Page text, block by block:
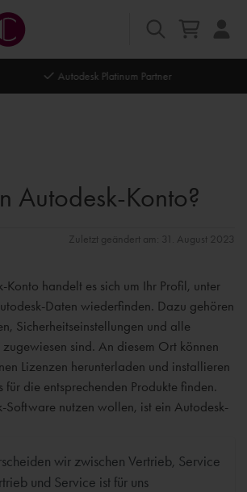
Autodesk-Konto?
Zuletzt geändert am: 31. August 2023
Konto handelt es sich um Ihr Profil, unter
Daten wiederfinden. Dazu gehören
Sicherheitseinstellungen und alle
zugewiesen sind. An diesem Ort können
Lizenzen herunterladen und installieren
für die entsprechenden Produkte finden.
Software nutzen wollen, ist ein Autodesk-
wir zwischen Vertrieb, Service
und Service ist für uns